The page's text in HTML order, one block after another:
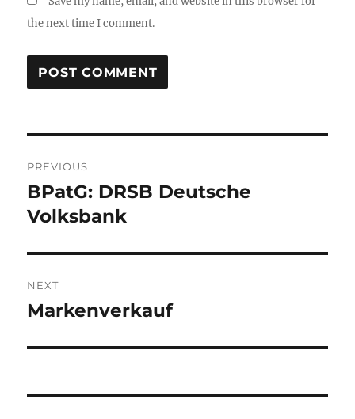
the next time I comment.
navigation
PREVIOUS
Previous
post:
BPatG: DRSB Deutsche
Volksbank
NEXT
Next
Markenverkauf